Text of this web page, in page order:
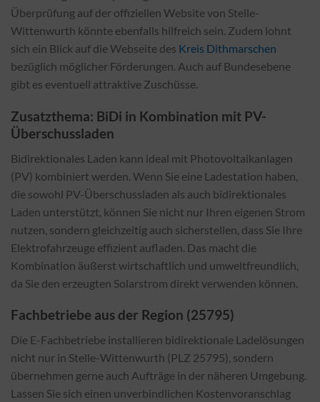
Überprüfung auf der offiziellen Website von Stelle-
Wittenwurth könnte ebenfalls hilfreich sein. Zudem lohnt
sich ein Blick auf die Webseite des Kreis Dithmarschen
bezüglich möglicher Förderungen. Auch auf Bundesebene
gibt es eventuell attraktive Zuschüsse.
Zusatzthema: BiDi in Kombination mit PV-
Überschussladen
Bidirektionales Laden kann ideal mit Photovoltaikanlagen
(PV) kombiniert werden. Wenn Sie eine Ladestation haben,
die sowohl PV-Überschussladen als auch bidirektionales
Laden unterstützt, können Sie nicht nur Ihren eigenen Strom
nutzen, sondern gleichzeitig auch sicherstellen, dass Sie Ihre
Elektrofahrzeuge effizient aufladen. Das macht die
Kombination äußerst wirtschaftlich und umweltfreundlich,
da Sie den erzeugten Solarstrom direkt verwenden können.
Fachbetriebe aus der Region (25795)
Die E-Fachbetriebe installieren bidirektionale Ladelösungen
nicht nur in Stelle-Wittenwurth (PLZ 25795), sondern
übernehmen gerne auch Aufträge in der näheren Umgebung.
Lassen Sie sich einen unverbindlichen Kostenvoranschlag